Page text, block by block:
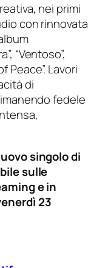
nei primi
con rinnovata
“Ventoso”,
Peace”. Lavori
di
fedele
singolo di
sulle
e in
23